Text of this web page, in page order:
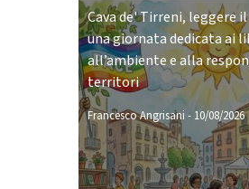
Cava de' Tirreni, leggere
una giornata dedicata ai
all’ambiente e alla
territori
Francesco Angrisani - 10/08/2026